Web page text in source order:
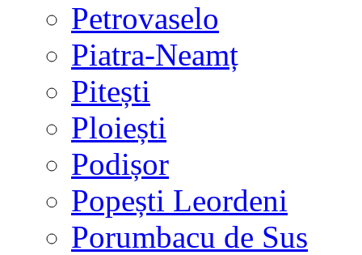
Petrovaselo
Piatra-Neamț
Pitești
Ploiești
Podișor
Popești Leordeni
Porumbacu de Sus